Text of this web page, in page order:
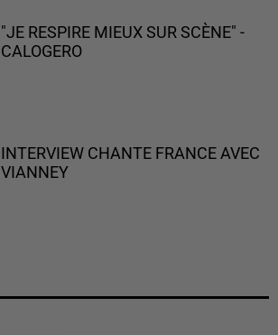
"JE RESPIRE MIEUX SUR SCÈNE" -
CALOGERO
INTERVIEW CHANTE FRANCE AVEC
VIANNEY